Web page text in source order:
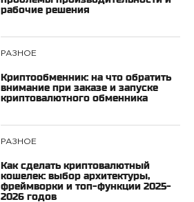
рабочие решения
РАЗНОЕ
Криптообменник: на что обратить
внимание при заказе и запуске
криптовалютного обменника
РАЗНОЕ
Как сделать криптовалютный
кошелек: выбор архитектуры,
фреймворки и топ-функции 2025-
2026 годов